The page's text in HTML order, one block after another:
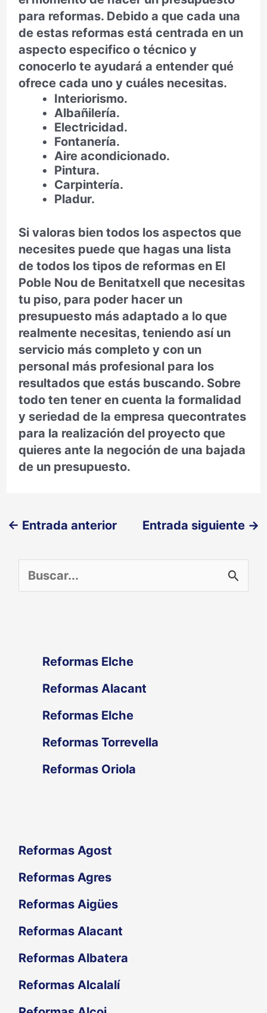
para reformas. Debido a que cada una
de estas reformas está centrada en un
aspecto especifico o técnico y
conocerlo te ayudará a entender qué
ofrece cada uno y cuáles necesitas.
Interiorismo.
Albañilería.
Electricidad.
Fontanería.
Aire acondicionado.
Pintura.
Carpintería.
Pladur.
Si valoras bien todos los aspectos que
necesites puede que hagas una lista
de todos los tipos de reformas en El
Poble Nou de Benitatxell que necesitas
tu piso, para poder hacer un
presupuesto más adaptado a lo que
realmente necesitas, teniendo así un
servicio más completo y con un
personal más profesional para los
resultados que estás buscando. Sobre
todo ten tener en cuenta la formalidad
y seriedad de la empresa quecontrates
para la realización del proyecto que
quieres ante la negoción de una bajada
de un presupuesto.
← Entrada anterior Entrada siguiente →
Reformas Elche
Reformas Alacant
Reformas Elche
Reformas Torrevella
Reformas Oriola
Reformas Agost
Reformas Agres
Reformas Aigües
Reformas Alacant
Reformas Albatera
Reformas Alcalalí